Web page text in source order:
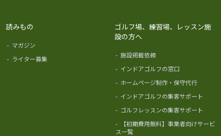
読みもの
- マガジン
- ライター募集
ゴルフ場、練習場、レッスン施
設の方へ
- 施設掲載依頼
- インドアゴルフの窓口
- ホームページ制作・保守代行
- インドアゴルフの集客サポート
- ゴルフレッスンの集客サポート
-
【初期費用無料】事業者向けサービ
ス一覧